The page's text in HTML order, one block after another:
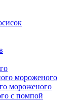
мороженого
мороженого
с помпой